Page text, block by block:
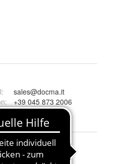
:
sales@docma.it
: +39 045 873 2006